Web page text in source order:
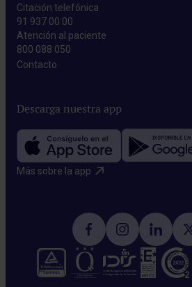
Citación telefónica
91 937 00 00
Atención al paciente
800 088 050
Contacto​
Descarga nuestra app
Más sobre la app​